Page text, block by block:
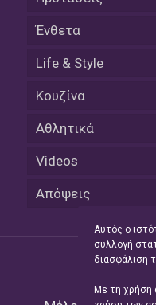
Ένθετα
Life & Style
Κουζίνα
Αθλητικά
Videos
Απόψεις
Αυτός ο
συλλογή
διασφάλιση
Με τη χρήση